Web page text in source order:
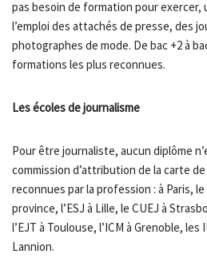
pas besoin de formation pour exercer,
l’emploi des attachés de presse, des
photographes de mode. De bac +2 à
formations les plus reconnues.
Les écoles de journalisme
Pour être journaliste, aucun diplôme
commission d’attribution de la carte
reconnues par la profession : à Paris, le
province, l’ESJ à Lille, le CUEJ à
l’EJT à Toulouse, l’ICM à Grenoble,
Lannion.